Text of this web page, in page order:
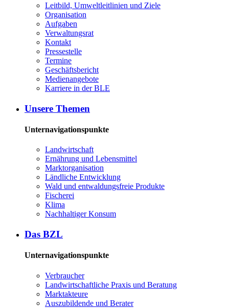
Leit­bild, Um­welt­leit­li­ni­en und Zie­le
Or­ga­ni­sa­ti­on
Auf­ga­ben
Ver­wal­tungs­rat
Kon­takt
Pres­se­stel­le
Ter­mi­ne
Ge­schäfts­be­richt
Me­di­en­an­ge­bo­te
Kar­rie­re in der BLE
Un­se­re The­men
Unternavigationspunkte
Land­wirt­schaft
Er­näh­rung und Le­bens­mit­tel
Markt­or­ga­ni­sa­ti­on
Länd­li­che Ent­wick­lung
Wald und ent­wal­dungs­freie Pro­duk­te
Fi­sche­rei
Kli­ma
Nach­hal­ti­ger Kon­sum
Das BZL
Unternavigationspunkte
Ver­brau­cher
Land­wirtschaft­liche Pra­xis und Be­ra­tung
Mark­tak­teu­re
Aus­zu­bil­den­de und Be­ra­ter